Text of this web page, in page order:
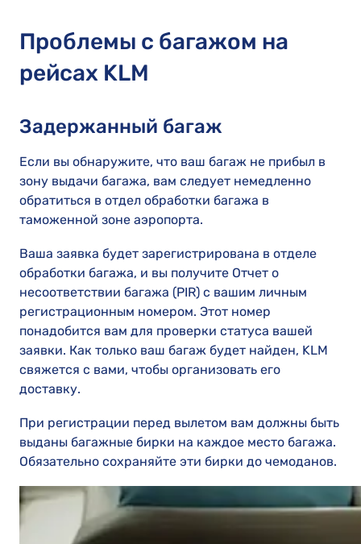
Проблемы с багажом на
рейсах KLM
Задержанный багаж
Если вы обнаружите, что ваш багаж не прибыл в
зону выдачи багажа, вам следует немедленно
обратиться в отдел обработки багажа в
таможенной зоне аэропорта.
Ваша заявка будет зарегистрирована в отделе
обработки багажа, и вы получите Отчет о
несоответствии багажа (PIR) с вашим личным
регистрационным номером. Этот номер
понадобится вам для проверки статуса вашей
заявки. Как только ваш багаж будет найден, KLM
свяжется с вами, чтобы организовать его
доставку.
При регистрации перед вылетом вам должны быть
выданы багажные бирки на каждое место багажа.
Обязательно сохраняйте эти бирки до чемоданов.